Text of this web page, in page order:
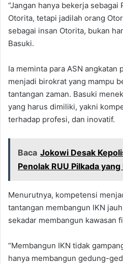
“Jangan hanya bekerja sebagai
Otorita, tetapi jadilah orang
sebagai insan Otorita, bukan
Basuki.
Ia meminta para ASN angkatan
menjadi birokrat yang mampu
tantangan zaman. Basuki
yang harus dimiliki, yakni
terhadap profesi, dan inovatif.
Baca Jokowi Desak
Penolak RUU Pilkada
Menurutnya, kompetensi
tantangan membangun IKN
sekadar membangun kawasan
“Membangun IKN tidak
hanya membangun gedung-